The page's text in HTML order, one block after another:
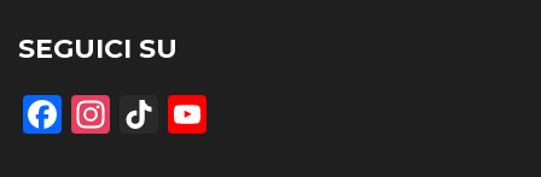
SEGUICI SU
Facebook
Instagram
TikTok